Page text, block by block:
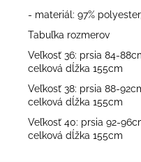
- materiál: 97%
Tabuľka rozmerov
Veľkosť 36: prsia 84-
celková dĺžka 155cm
Veľkosť 38: prsia 88-
celková dĺžka 155cm
Veľkosť 40: prsia 92-
celková dĺžka 155cm